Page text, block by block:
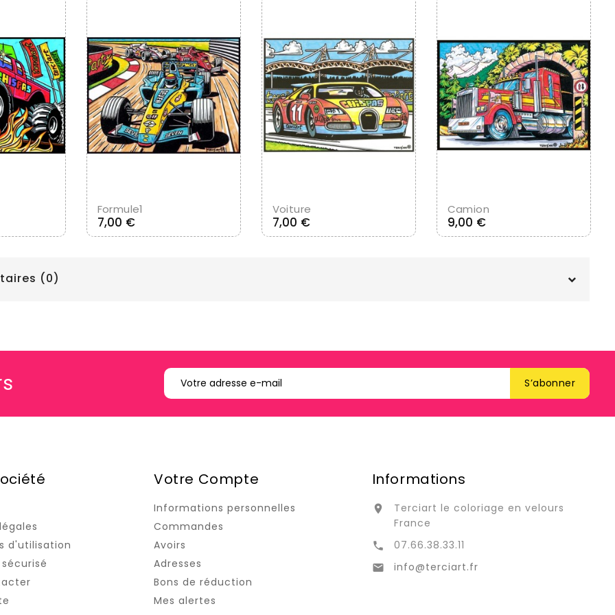
Formule1
7,00 €Prix
Voiture
7,00 €Prix
Camion
9,00 €Prix
(0)
Informations

Terciart le coloriage en velours
France
 07.66.38.33.11
 info@terciart.fr
d'utilisation
Votre Compte
Informations personnelles
Commandes
Avoirs
Adresses
Bons de réduction
Mes alertes